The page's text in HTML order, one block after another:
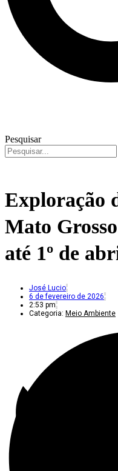
Pesquisar
Exploração
Mato
até 1º de
José Lucio
6 de fevereiro de 2026
2:53 pm
Categoria: Meio Ambiente